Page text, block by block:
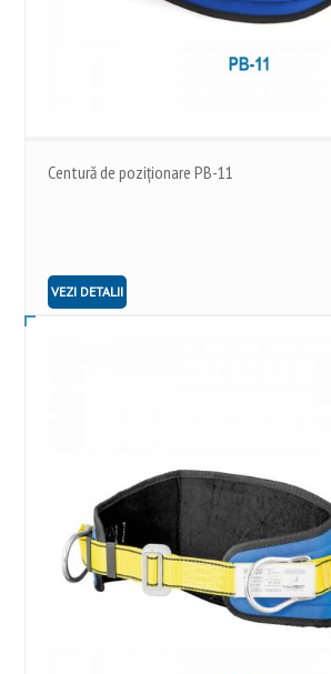
Centură de poziționare PB-11
VEZI DETALII